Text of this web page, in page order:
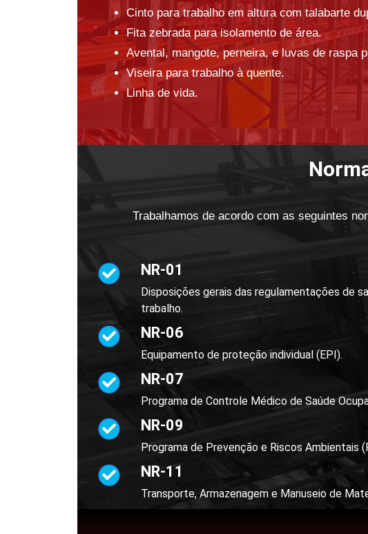
Cinto para trabalho em altura com talabarte
Fita zebrada para isolamento de área.
Avental, mangote, perneira, e luvas de raspa
Viseira para trabalho à quente.
Linha de vida.
Trabalhamos de acordo com as seguintes
NR-01
Disposições gerais das regulamentações de
trabalho.
NR-06
Equipamento de proteção individual (EPI).
NR-07
Programa de Controle Médico de Saúde
NR-09
Programa de Prevenção e Riscos Ambientais
NR-11
Transporte, Armazenagem e Manuseio de